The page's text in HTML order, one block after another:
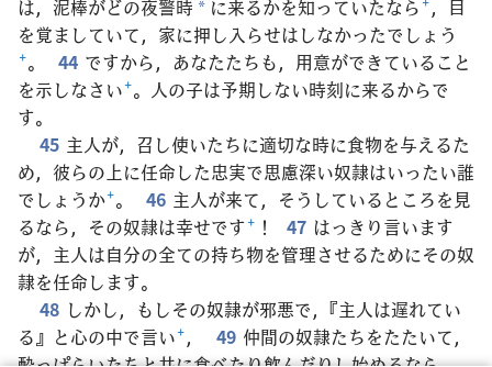
は，泥棒がどの夜警時 * に来るかを知っていたなら+，目
を覚ましていて，家に押し入らせはしなかったでしょう
+。 44 ですから，あなたたちも，用意ができていること
を示しなさい+。人の子は予期しない時刻に来るからで
す。
45 主人が，召し使いたちに適切な時に食物を与えるた
め，彼らの上に任命した忠実で思慮深い奴隷はいったい誰
でしょうか+。 46 主人が来て，そうしているところを見
るなら，その奴隷は幸せです+ ！ 47 はっきり言います
が，主人は自分の全ての持ち物を管理させるためにその奴
隷を任命します。
48 しかし，もしその奴隷が邪悪で，『主人は遅れてい
る』と心の中で言い+， 49 仲間の奴隷たちをたたいて，